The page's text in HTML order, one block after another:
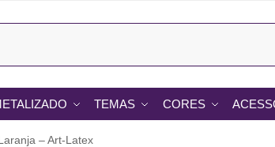
TEMAS CORES
– Art-Latex